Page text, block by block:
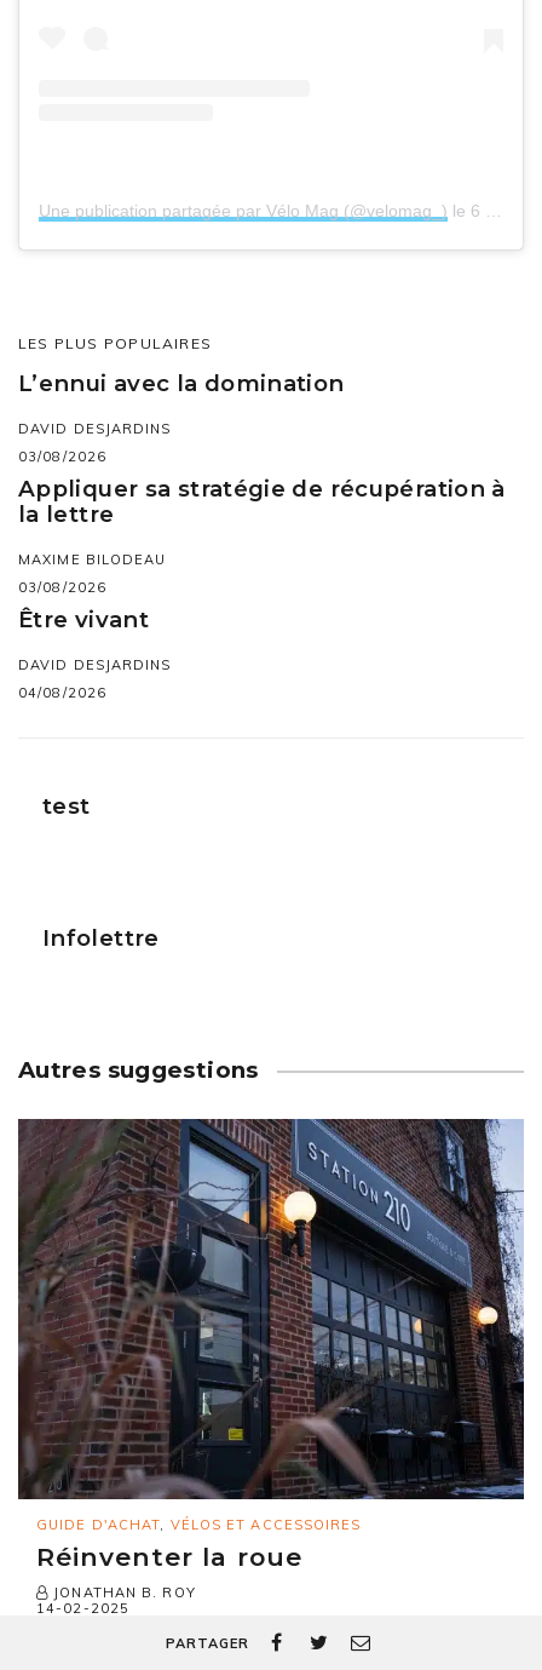
PARTAGER
Une publication partagée par Vélo Mag (@velomag_) le 6 Févr. 2020 à 1 :09 PST
LES PLUS POPULAIRES
L’ennui avec la domination
DAVID DESJARDINS
03/08/2026
Appliquer sa stratégie de récupération à
la lettre
MAXIME BILODEAU
03/08/2026
Être vivant
DAVID DESJARDINS
04/08/2026
test
Infolettre
Autres suggestions
GUIDE D'ACHAT, VÉLOS ET ACCESSOIRES
Réinventer la roue
JONATHAN B. ROY
14-02-2025